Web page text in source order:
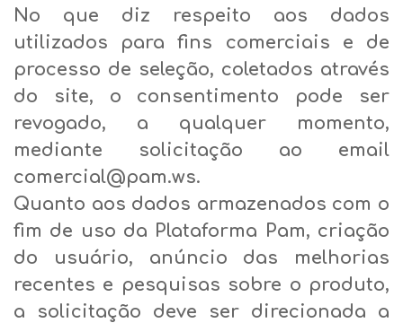
No que diz respeito aos dados
utilizados para fins comerciais e de
processo de seleção, coletados através
do site, o consentimento pode ser
revogado, a qualquer momento,
mediante solicitação ao email
comercial@pam.ws.
Quanto aos dados armazenados com o
fim de uso da Plataforma Pam, criação
do usuário, anúncio das melhorias
recentes e pesquisas sobre o produto,
a solicitação deve ser direcionada a